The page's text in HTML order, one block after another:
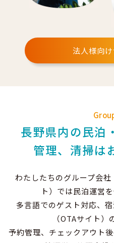
法人様向
長野県内の民泊
管理、清掃は
わたしたちのグループ会
ト）では民泊運営
多言語でのゲスト対応、
（OTAサイト）
予約管理、チェックアウト